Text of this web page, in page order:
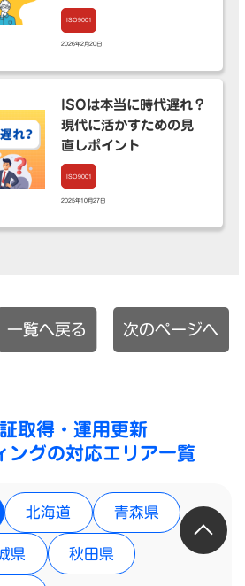
ISO9001
2026年2月20日
ISO9001
2025年10月27日
ISOは本当に時代遅れ？
現代に活かすための見
直しポイント
一覧へ戻る 次のページへ
取得・運用更新
ングの対応エリア一覧
北海道 青森県
県 秋田県